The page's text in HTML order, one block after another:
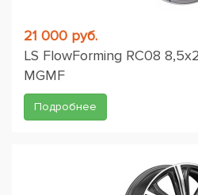
21 000 руб.
LS FlowForming RC08
MGMF
Подробнее